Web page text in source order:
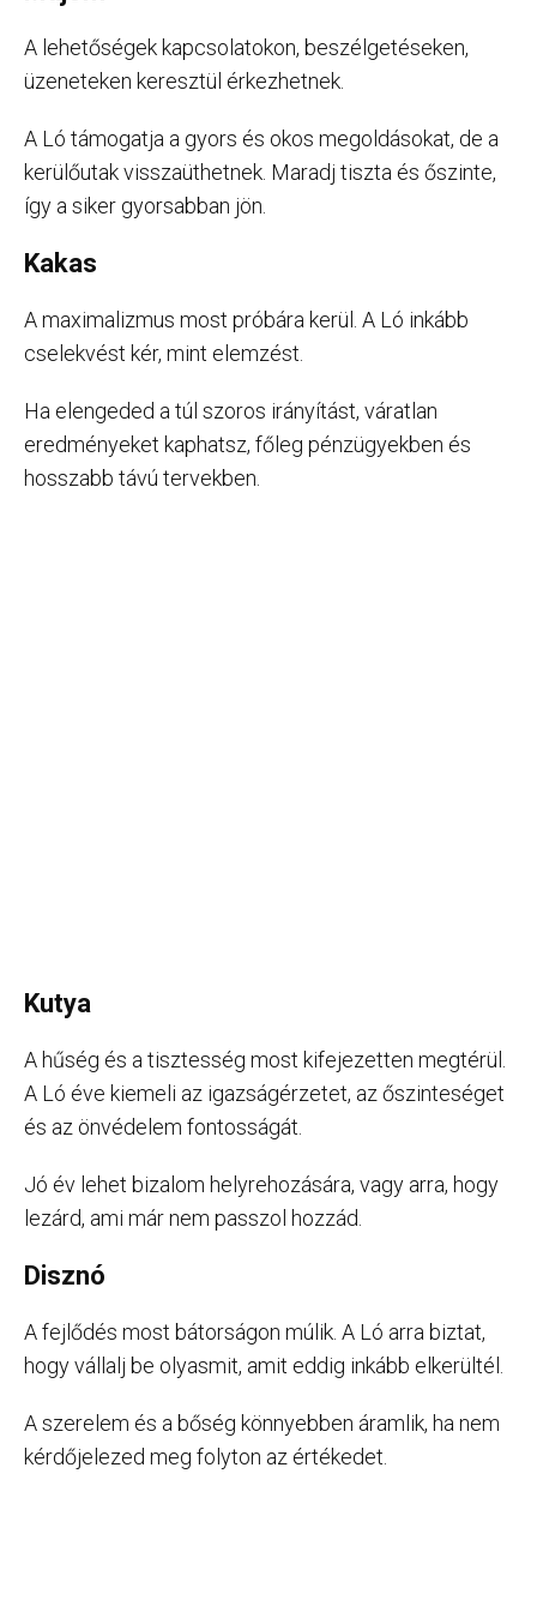
A lehetőségek kapcsolatokon, beszélgetéseken,
üzeneteken keresztül érkezhetnek.
A Ló támogatja a gyors és okos megoldásokat, de a
kerülőutak visszaüthetnek. Maradj tiszta és őszinte,
így a siker gyorsabban jön.
Kakas
A maximalizmus most próbára kerül. A Ló inkább
cselekvést kér, mint elemzést.
Ha elengeded a túl szoros irányítást, váratlan
eredményeket kaphatsz, főleg pénzügyekben és
hosszabb távú tervekben.
Kutya
A hűség és a tisztesség most kifejezetten megtérül.
A Ló éve kiemeli az igazságérzetet, az őszinteséget
és az önvédelem fontosságát.
Jó év lehet bizalom helyrehozására, vagy arra, hogy
lezárd, ami már nem passzol hozzád.
Disznó
A fejlődés most bátorságon múlik. A Ló arra biztat,
hogy vállalj be olyasmit, amit eddig inkább elkerültél.
A szerelem és a bőség könnyebben áramlik, ha nem
kérdőjelezed meg folyton az értékedet.